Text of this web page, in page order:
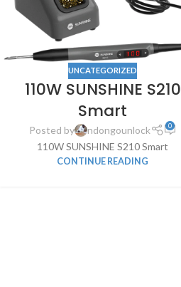
UNCATEGORIZED
110W SUNSHINE S210
Smart
Posted by ndongounlock 0
110W SUNSHINE S210 Smart
CONTINUE READING